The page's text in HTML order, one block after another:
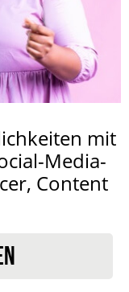
mit
Media-
Content